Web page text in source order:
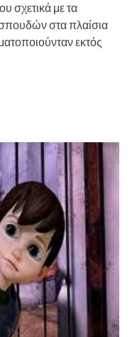
σχετικά με τα
στα πλαίσια
εκτός